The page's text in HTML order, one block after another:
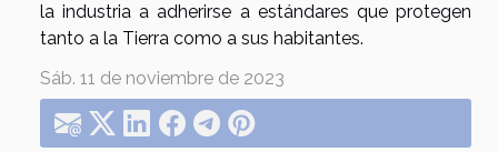
la industria a adherirse a estándares que protegen
tanto a la Tierra como a sus habitantes.
Sáb. 11 de noviembre de 2023